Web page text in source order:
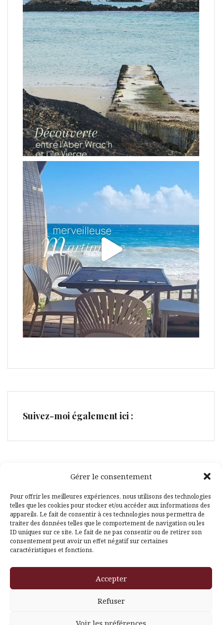
Gérer le consentement
Pour offrir les meilleures expériences, nous utilisons des technologies
telles que les cookies pour stocker et/ou accéder aux informations des
appareils. Le fait de consentir à ces technologies nous permettra de
traiter des données telles que le comportement de navigation ou les
ID uniques sur ce site. Le fait de ne pas consentir ou de retirer son
consentement peut avoir un effet négatif sur certaines
caractéristiques et fonctions.
Accepter
Refuser
Voir les préférences
Suivez-moi également ici :
Facebook
Pinterest
Themeisle